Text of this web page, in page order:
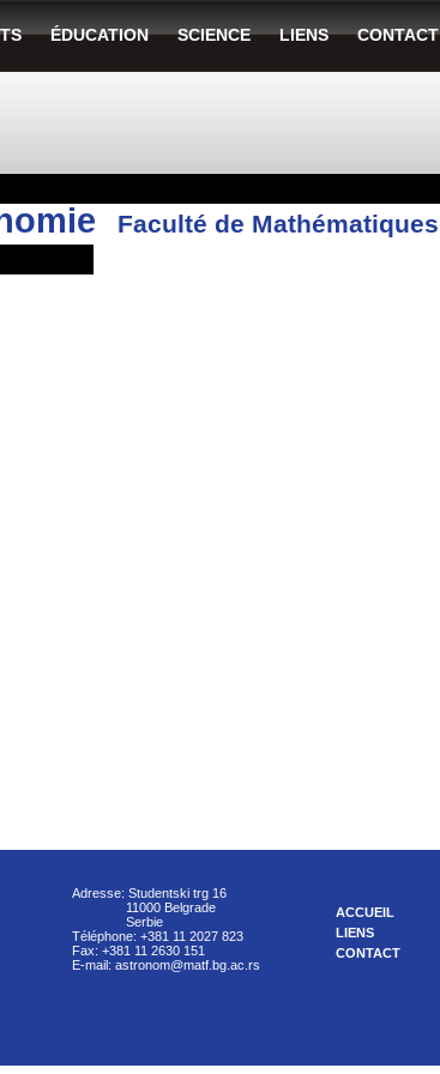
ÉDUCATION SCIENCE LIENS CONTACT
Faculté de Mathématiques
Adresse: Studentski trg 16
11000 Belgrade
Serbie
Téléphone: +381 11 2027 823
Fax: +381 11 2630 151
E-mail: astronom@matf.bg.ac.rs
ACCUEIL
LIENS
CONTACT